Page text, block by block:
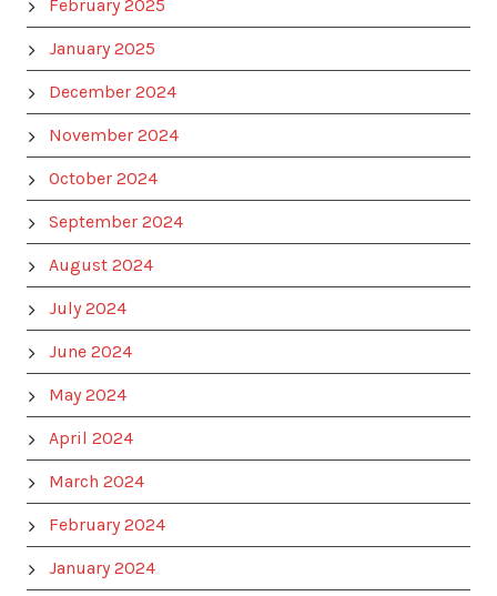
February 2025
January 2025
December 2024
November 2024
October 2024
September 2024
August 2024
July 2024
June 2024
May 2024
April 2024
March 2024
February 2024
January 2024